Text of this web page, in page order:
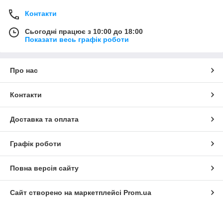
Контакти
Сьогодні працює з 10:00 до 18:00
Показати весь графік роботи
Про нас
Контакти
Доставка та оплата
Графік роботи
Повна версія сайту
Сайт створено на маркетплейсі Prom.ua